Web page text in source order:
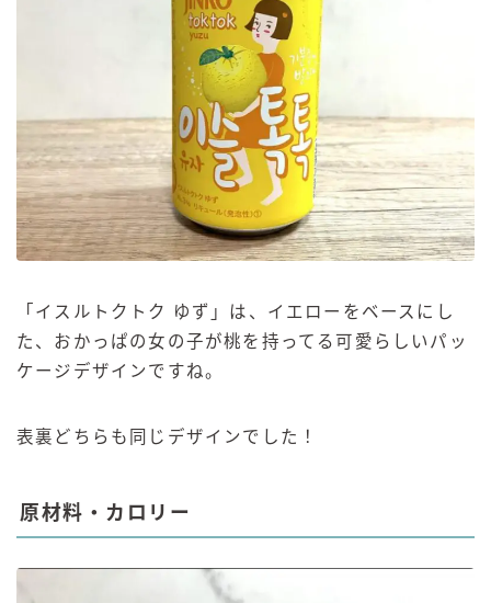
「 イスルトクトク ゆず」は、イエローをベースにし
た、おかっぱの女の子が桃を持ってる可愛らしいパッ
ケージデザインですね。
表裏どちらも同じデザインでした！
原材料・カロリー